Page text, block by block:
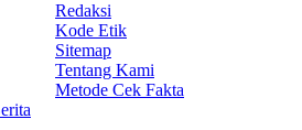
Redaksi
Kode Etik
Sitemap
Tentang Kami
Metode Cek Fakta